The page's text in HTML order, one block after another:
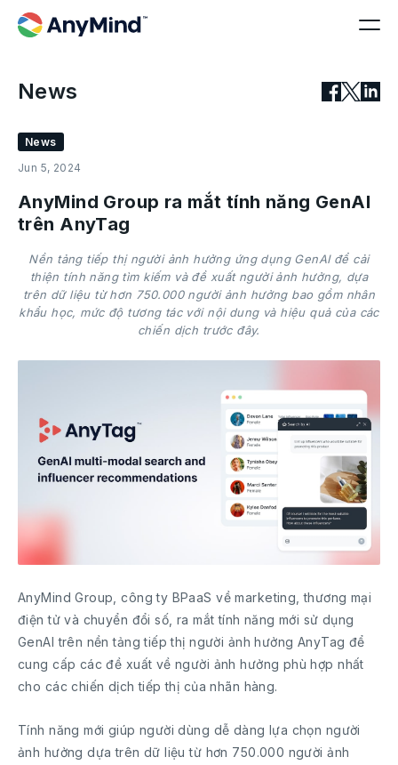
News
News
Jun 5, 2024
AnyMind Group ra mắt tính năng GenAI
trên AnyTag
Nền tảng tiếp thị người ảnh hưởng ứng dụng GenAI để cải
thiện tính năng tìm kiếm và đề xuất người ảnh hưởng, dựa
trên dữ liệu từ hơn 750.000 người ảnh hưởng bao gồm nhân
khẩu học, mức độ tương tác với nội dung và hiệu quả của các
chiến dịch trước đây.
AnyMind Group, công ty BPaaS về marketing, thương mại
điện tử và chuyển đổi số, ra mắt tính năng mới sử dụng
GenAI trên nền tảng tiếp thị người ảnh hưởng AnyTag để
cung cấp các đề xuất về người ảnh hưởng phù hợp nhất
cho các chiến dịch tiếp thị của nhãn hàng.
Tính năng mới giúp người dùng dễ dàng lựa chọn người
ảnh hưởng dựa trên dữ liệu từ hơn 750.000 người ảnh